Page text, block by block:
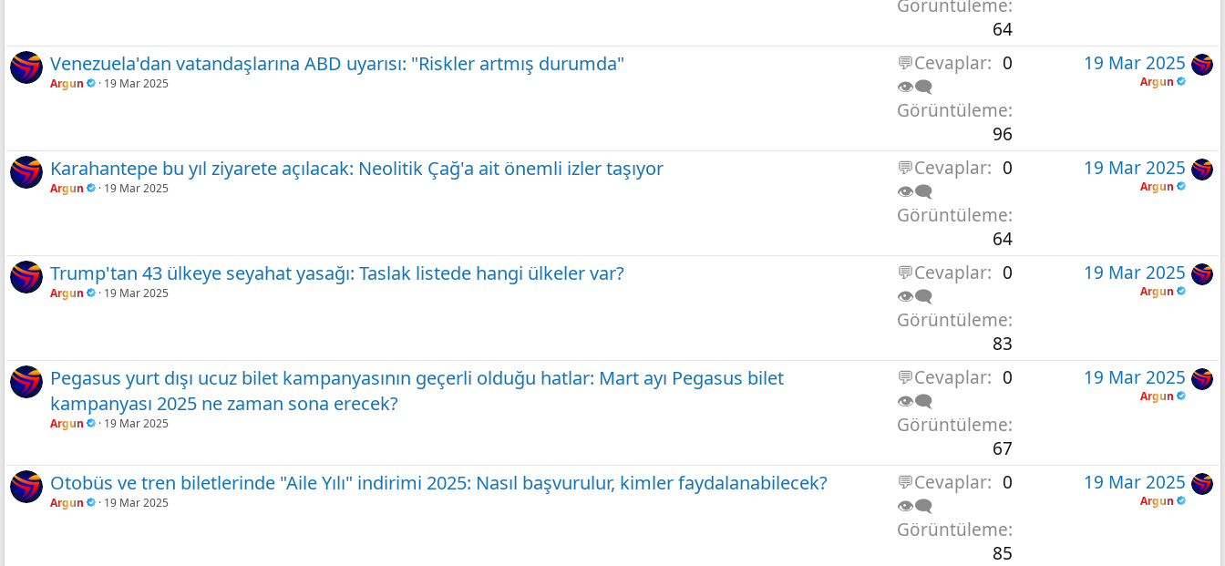
Görüntüleme
64
Venezuela'dan vatandaşlarına ABD uyarısı: "Riskler artmış durumda"
Argun 19 Mar 2025
💬Cevaplar
0
👁️‍🗨️
Görüntüleme
96
19 Mar 2025
Argun
Karahantepe bu yıl ziyarete açılacak: Neolitik Çağ'a ait önemli izler taşıyor
Argun 19 Mar 2025
💬Cevaplar
0
👁️‍🗨️
Görüntüleme
64
19 Mar 2025
Argun
Trump'tan 43 ülkeye seyahat yasağı: Taslak listede hangi ülkeler var?
Argun 19 Mar 2025
💬Cevaplar
0
👁️‍🗨️
Görüntüleme
83
19 Mar 2025
Argun
Pegasus yurt dışı ucuz bilet kampanyasının geçerli olduğu hatlar: Mart ayı Pegasus bilet
kampanyası 2025 ne zaman sona erecek?
Argun 19 Mar 2025
💬Cevaplar
0
👁️‍🗨️
Görüntüleme
67
19 Mar 2025
Argun
Otobüs ve tren biletlerinde "Aile Yılı" indirimi 2025: Nasıl başvurulur, kimler faydalanabilecek?
Argun 19 Mar 2025
💬Cevaplar
0
👁️‍🗨️
Görüntüleme
85
19 Mar 2025
Argun